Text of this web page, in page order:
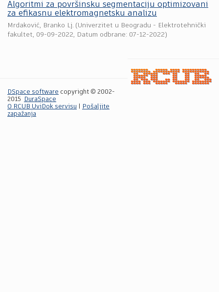
Algoritmi za površinsku segmentaciju optimizovani
za efikasnu elektromagnetsku analizu
Mrdaković, Branko Lj. (Univerzitet u Beogradu - Elektrotehnički
fakultet, 09-09-2022, Datum odbrane: 07-12-2022)
DSpace software copyright © 2002-
2015
DuraSpace
O RCUB UviDok servisu
Pošaljite
zapažanja